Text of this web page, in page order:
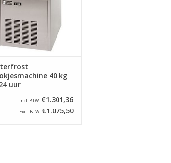
AAN WINKELWAGEN
40 kg
uur
Incl. BTW €1.301,36
Excl. BTW €1.075,50